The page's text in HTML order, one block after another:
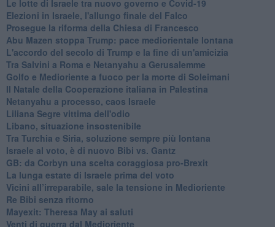
Le lotte di Israele tra nuovo governo e Covid-19
Elezioni in Israele, l'allungo finale del Falco
Prosegue la riforma della Chiesa di Francesco
Abu Mazen stoppa Trump: pace mediorientale lontana
L'accordo del secolo di Trump e la fine di un'amicizia
Tra Salvini a Roma e Netanyahu a Gerusalemme
Golfo e Medioriente a fuoco per la morte di Soleimani
Il Natale della Cooperazione italiana in Palestina
Netanyahu a processo, caos Israele
Liliana Segre vittima dell'odio
Libano, situazione insostenibile
Tra Turchia e Siria, soluzione sempre più lontana
Israele al voto, è di nuovo Bibi vs. Gantz
GB: da Corbyn una scelta coraggiosa pro-Brexit
La lunga estate di Israele prima del voto
Vicini all’irreparabile, sale la tensione in Medioriente
Re Bibi senza ritorno
Mayexit: Theresa May ai saluti
Venti di guerra dal Medioriente